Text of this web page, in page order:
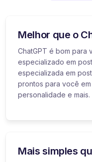
Melhor que o
ChatGPT é bom para
especializado em
especializada em
prontos para você
personalidade e mais.
Mais simples